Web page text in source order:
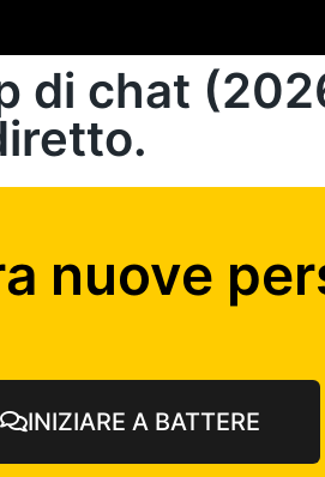
di chat
nuove
INIZIARE A BATTERE